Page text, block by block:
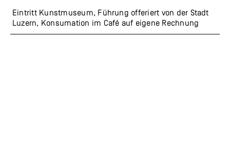
Eintritt Kunstmuseum, Führung offeriert von der Stadt
Luzern, Konsumation im Café auf eigene Rechnung